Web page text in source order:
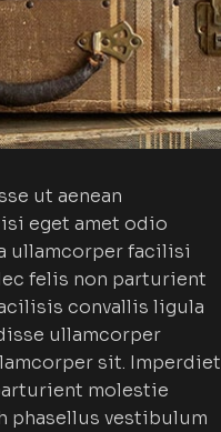
ut aenean
eget amet odio
ullamcorper facilisi
felis non parturient
convallis ligula
ullamcorper
sit. Imperdiet
molestie
phasellus vestibulum